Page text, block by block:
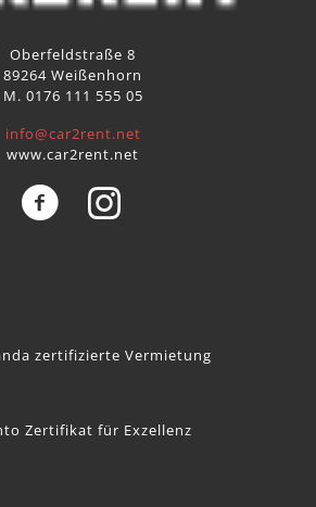
Oberfeldstraße 8
89264 Weißenhorn
M. 0176 111 555 05
info@car2rent.net
www.car2rent.net